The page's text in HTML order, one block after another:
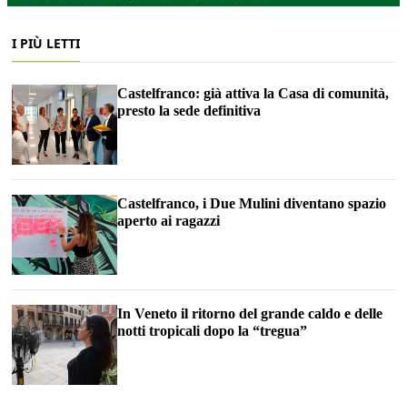
I PIÙ LETTI
Castelfranco: già attiva la Casa di comunità,
presto la sede definitiva
Castelfranco, i Due Mulini diventano spazio
aperto ai ragazzi
In Veneto il ritorno del grande caldo e delle
notti tropicali dopo la “tregua”